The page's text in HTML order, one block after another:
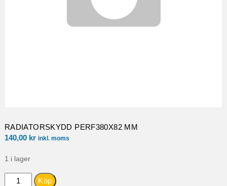
RADIATORSKYDD PERF380X82 MM
140,00 kr inkl. moms
1 i lager
RADIATORSKYDD
Köp